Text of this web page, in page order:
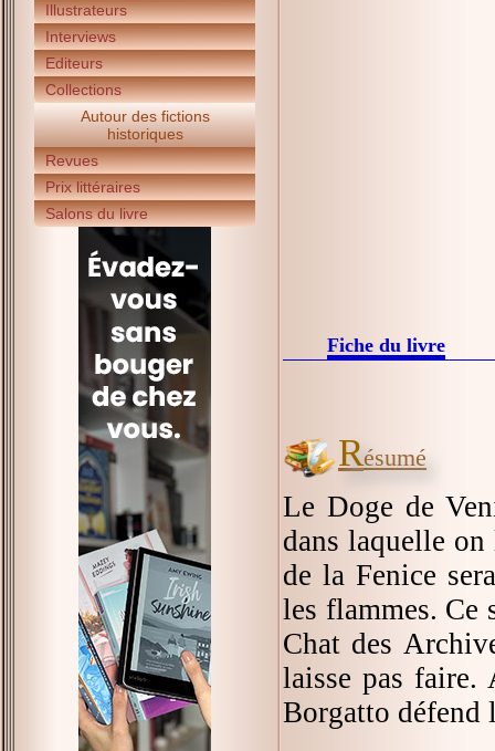
Illustrateurs
Interviews
Editeurs
Collections
Autour des fictions
historiques
Revues
Prix littéraires
Salons du livre
Fiche du livre
Résumé
Le Doge de
dans laquelle
de la Fenice
les flammes. Ce
Chat des
laisse pas faire.
Borgatto défend